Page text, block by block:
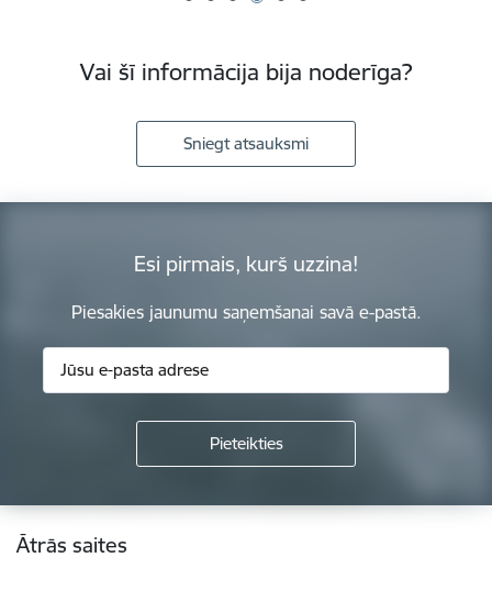
Vai šī informācija bija noderīga?
Sniegt atsauksmi
Esi pirmais, kurš uzzina!
Piesakies jaunumu saņemšanai savā e-pastā.
Kājene
Ātrās saites